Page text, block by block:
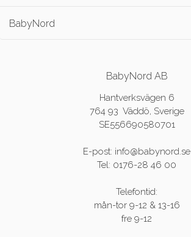
BabyNord
BabyNord AB
Hantverksvägen 6
764 93 Väddö, Sverige
SE556690580701
E-post: info@babynord.se
Tel: 0176-28 46 00
Telefontid:
mån-tor 9-12 & 13-16
fre 9-12